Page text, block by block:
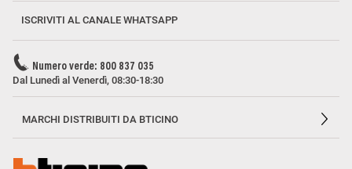
ISCRIVITI AL CANALE WHATSAPP
Numero verde: 800 837 035
Dal Lunedì al Venerdì, 08:30-18:30
MARCHI DISTRIBUITI DA BTICINO